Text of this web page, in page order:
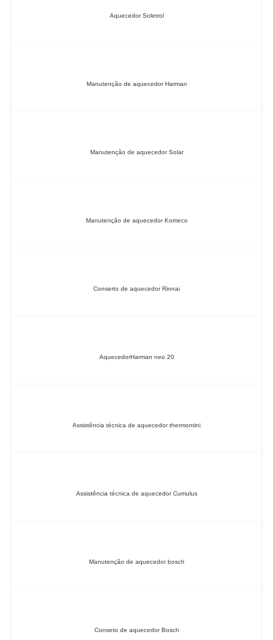
Aquecedor Soletrol
Manutenção de aquecedor Harman
Manutenção de aquecedor Solar
Manutenção de aquecedor Komeco
Conserto de aquecedor Rinnai
AquecedorHarman neo 20
Assistência técnica de aquecedor thermontini
Assistência técnica de aquecedor Cumulus
Manutenção de aquecedor bosch
Conseto de aquecedor Bosch